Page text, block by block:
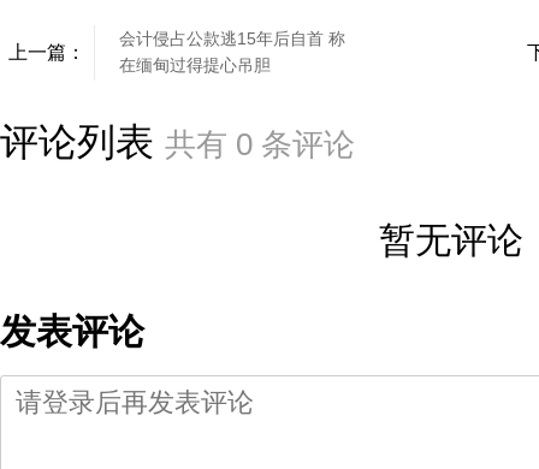
上一篇：
会计侵占公款逃15年后自首 称
在缅甸过得提心吊胆
评论列表 共有 0 条评论
暂无评论
发表评论